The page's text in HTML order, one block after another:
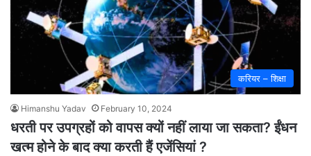
करियर – शिक्षा
Himanshu Yadav February 10, 2024
धरती पर उपग्रहों को वापस क्यों नहीं लाया जा सकता? ईंधन
खत्‍म होने के बाद क्या करती हैं एजेंसियां ?